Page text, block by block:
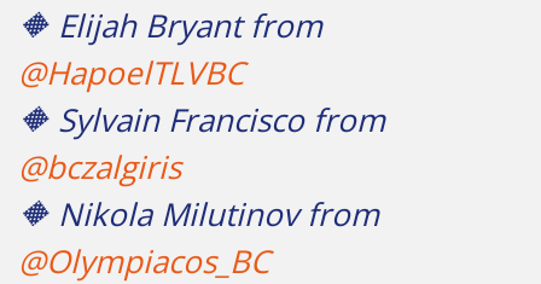
🔶 Elijah Bryant from
@HapoelTLVBC
🔶 Sylvain Francisco from
@bczalgiris
🔶 Nikola Milutinov from
@Olympiacos_BC